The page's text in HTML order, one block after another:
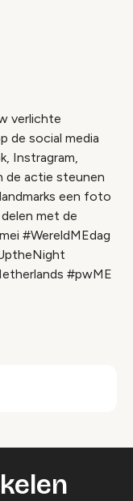
verlichte
de social media
Instragram,
de actie steunen
een foto
met de
#WereldMEdag
#pwME